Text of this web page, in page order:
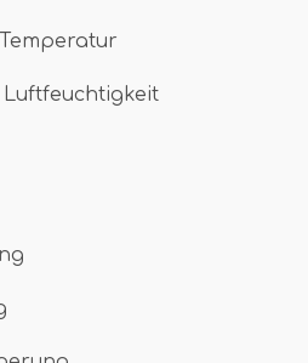
Luftfeuchtigkeit